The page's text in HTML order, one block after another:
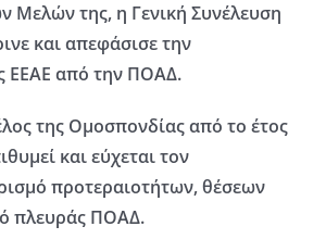
Μελών της, η Γενική Συνέλευση
και απεφάσισε την
ΕΕΑΕ από την ΠΟΑΔ.
της Ομοσπονδίας από το έτος
καιεύχεται τον
προτεραιοτήτων, θέσεων
πλευράς ΠΟΑΔ.